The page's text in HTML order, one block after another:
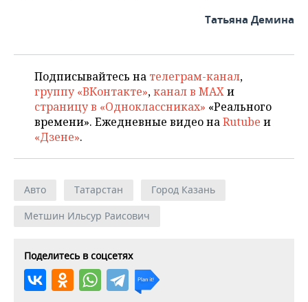
Татьяна Демина
Подписывайтесь на телеграм-канал,
группу «ВКонтакте»,канал в MAXи
страницу в «Одноклассниках» «Реального
времени». Ежедневные видео наRutube и
«Дзене».
Авто Татарстан
Город Казань
Метшин Ильсур Раисович
Поделитесь в соцсетях